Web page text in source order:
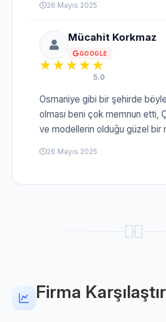
26 Mayıs 2025
Mücahit Korkmaz
GOOGLE
5.0
Osmaniye gibi bir şehirde
olması beni çok memnun etti,
ve modellerin olduğu güzel bir
26 Mayıs 2025
Firma